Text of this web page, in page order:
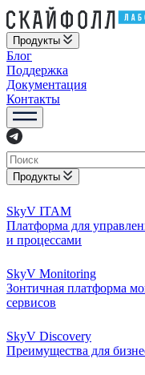
Продукты
Блог
Поддержка
Документация
Контакты
Продукты
SkyV ITAM
Платформа для
и процессами
SkyV Monitoring
Зонтичная платформа
сервисов
SkyV Discovery
Преимущества для